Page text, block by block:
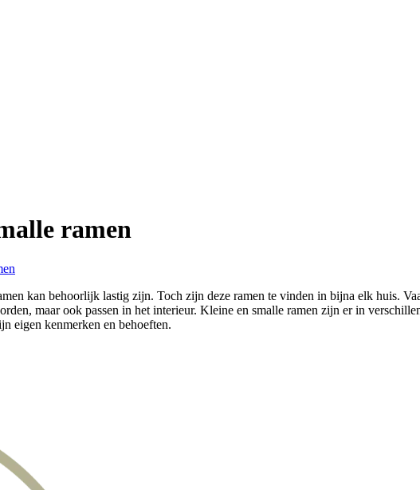
ramen
kan behoorlijk lastig zijn. Toch zijn deze ramen te vinden in bijna elk huis.
maar ook passen in het interieur. Kleine en smalle ramen zijn er in
eigen kenmerken en behoeften.